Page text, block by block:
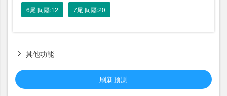
6尾 间隔:12 7尾 间隔:20
其他功能

刷新预测